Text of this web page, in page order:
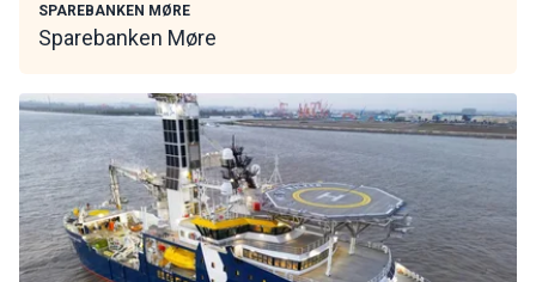
SPAREBANKEN MØRE
Sparebanken Møre